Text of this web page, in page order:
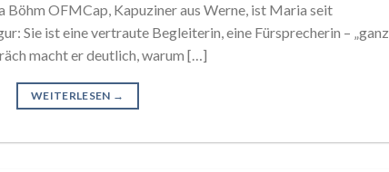
OFMCap, Kapuziner aus Werne, ist Maria seit
Sie ist eine vertraute Begleiterin, eine Fürsprecherin – „ganz
macht er deutlich, warum […]
WEITERLESEN →